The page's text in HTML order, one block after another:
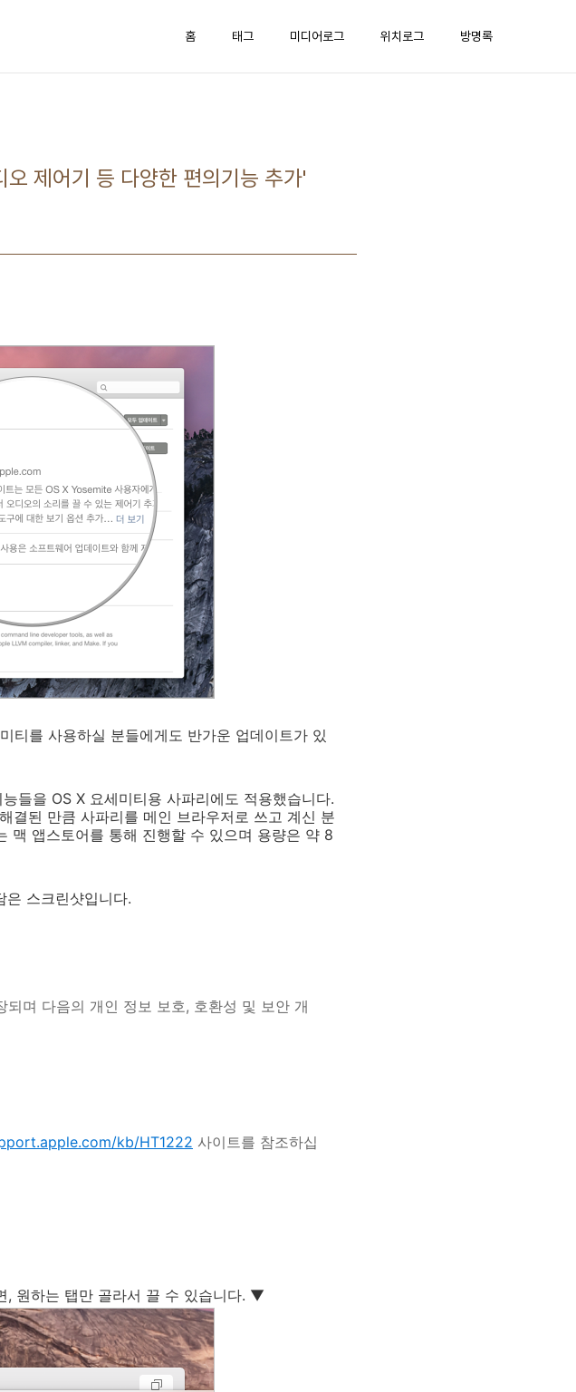
홈 태그 미디어로그 위치로그 방명록
제어기 등 다양한 편의기능 추가'
티를 사용하실 분들에게도 반가운 업데이트가 있
들을 OS X 요세미티용 사파리에도 적용했습니다.
결된 만큼 사파리를 메인 브라우저로 쓰고 계신 분
맥 앱스토어를 통해 진행할 수 있으며 용량은 약 8
은 스크린샷입니다.
며 다음의 개인 정보 보호, 호환성 및 보안 개
kb/HT1222 사이트를 참조하십
, 원하는 탭만 골라서 끌 수 있습니다. ▼